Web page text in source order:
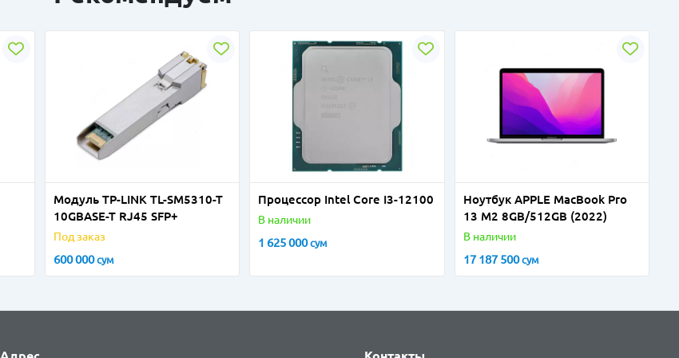
Модуль TP-LINK TL-SM5310-T
10GBASE-T RJ45 SFP+
Под заказ
600 000сум
Процессор Intel Core I3-12100
В наличии
1 625 000сум
Ноутбук APPLE MacBook Pro
13 M2 8GB/512GB (2022)
В наличии
17 187 500сум